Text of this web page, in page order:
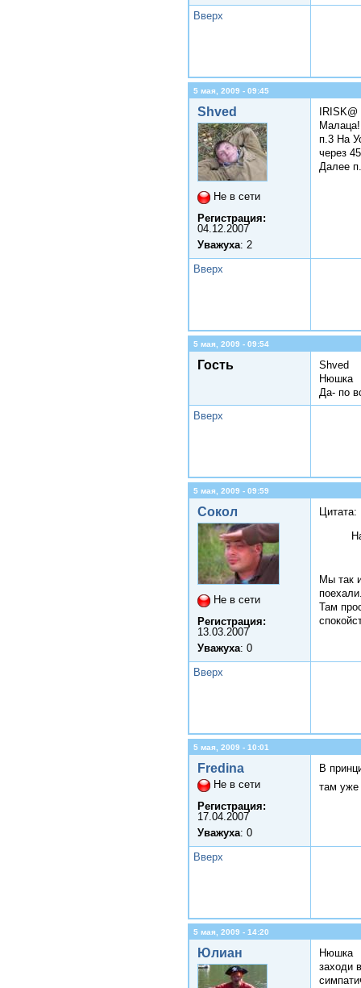
Вверх
5 мая, 2009 - 09:45
Shved
Не в сети
Регистрация:
04.12.2007
Уважуха: 2
IRISK@
п.3 На
через
Далее
Вверх
5 мая, 2009 - 09:54
Гость
Shved
Нюшка
Да- по
Вверх
5 мая, 2009 - 09:59
Сокол
Не в сети
Регистрация:
13.03.2007
Уважуха: 0
Цитата:
Мы так
Там
Вверх
5 мая, 2009 - 10:01
Fredina
Не в сети
Регистрация:
17.04.2007
Уважуха: 0
В
там уже
Вверх
5 мая, 2009 - 14:20
Юлиан
Нюшка
заходи